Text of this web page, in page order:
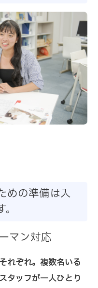
めの準備は入
マン対応
れぞれ。複数名いる
タッフが一人ひとり